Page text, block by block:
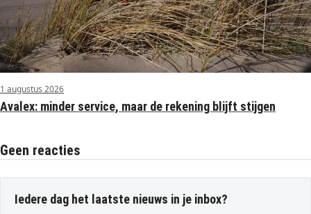
1 augustus 2026
Avalex: minder service, maar de rekening blijft stijgen
Geen reacties
Iedere dag het laatste nieuws in je inbox?